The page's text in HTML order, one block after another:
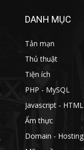
DANH MỤC
Tản mạn
Thủ thuật
Tiện ích
PHP - MySQL
Javascript - HTML
Ẩm thực
Domain - Hosting